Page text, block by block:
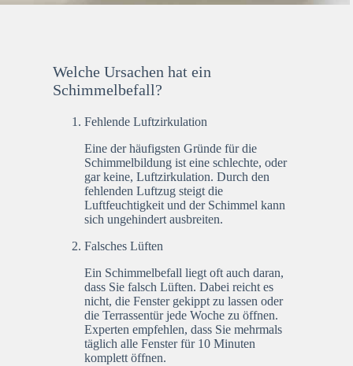
Welche Ursachen hat ein
Schimmelbefall?
Fehlende Luftzirkulation
Eine der häufigsten Gründe für die
Schimmelbildung ist eine schlechte, oder
gar keine, Luftzirkulation. Durch den
fehlenden Luftzug steigt die
Luftfeuchtigkeit und der Schimmel kann
sich ungehindert ausbreiten.
Falsches Lüften
Ein Schimmelbefall liegt oft auch daran,
dass Sie falsch Lüften. Dabei reicht es
nicht, die Fenster gekippt zu lassen oder
die Terrassentür jede Woche zu öffnen.
Experten empfehlen, dass Sie mehrmals
täglich alle Fenster für 10 Minuten
komplett öffnen.